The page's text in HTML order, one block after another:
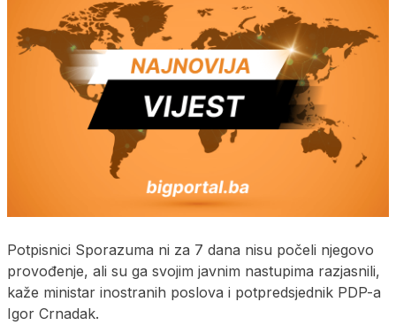
Potpisnici Sporazuma ni za 7 dana nisu počeli njegovo
provođenje, ali su ga svojim javnim nastupima razjasnili,
kaže ministar inostranih poslova i potpredsjednik PDP-a
Igor Crnadak.